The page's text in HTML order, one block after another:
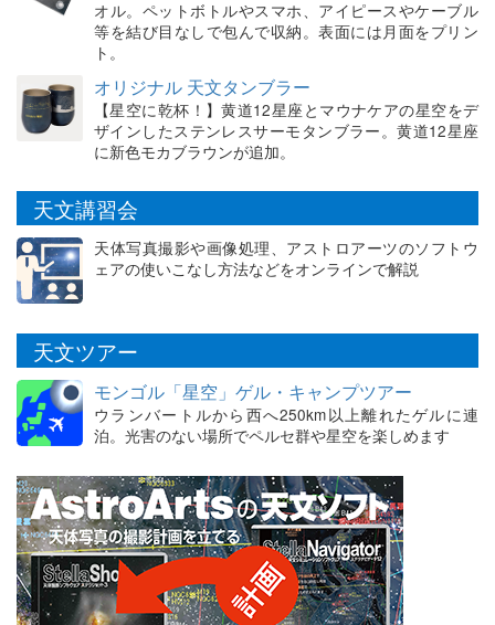
オル。ペットボトルやスマホ、アイピースやケーブル
等を結び目なしで包んで収納。表面には月面をプリン
ト。
オリジナル 天文タンブラー
【星空に乾杯！】黄道12星座とマウナケアの星空をデ
ザインしたステンレスサーモタンブラー。黄道12星座
に新色モカブラウンが追加。
天文講習会
天体写真撮影や画像処理、アストロアーツのソフトウ
ェアの使いこなし方法などをオンラインで解説
天文ツアー
モンゴル「星空」ゲル・キャンプツアー
ウランバートルから西へ250km以上離れたゲルに連
泊。光害のない場所でペルセ群や星空を楽しめます